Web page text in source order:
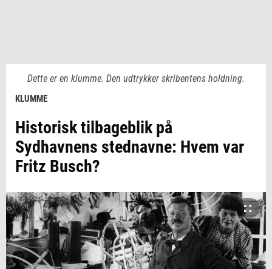
Dette er en klumme. Den udtrykker skribentens holdning.
KLUMME
Historisk tilbageblik på
Sydhavnens stednavne: Hvem var
Fritz Busch?